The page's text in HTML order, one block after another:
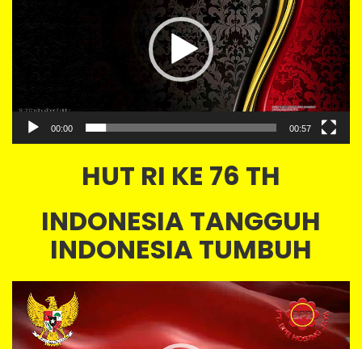
00:00 00:57
HUT RI KE 76 TH
INDONESIA TANGGUH
INDONESIA TUMBUH
Video
Player